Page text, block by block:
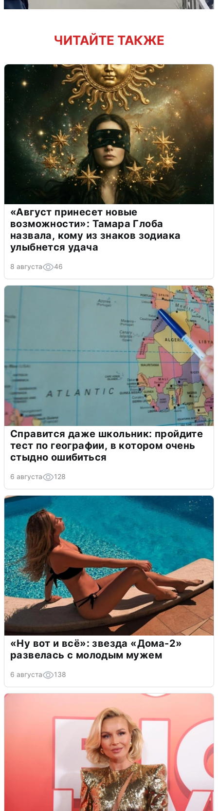
ЧИТАЙТЕ ТАКЖЕ
«Август принесет новые
возможности»: Тамара Глоба
назвала, кому из знаков зодиака
улыбнется удача
8 августа 46
Справится даже школьник: пройдите
тест по географии, в котором очень
стыдно ошибиться
6 августа 128
«Ну вот и всё»: звезда «Дома-2»
развелась с молодым мужем
6 августа 138